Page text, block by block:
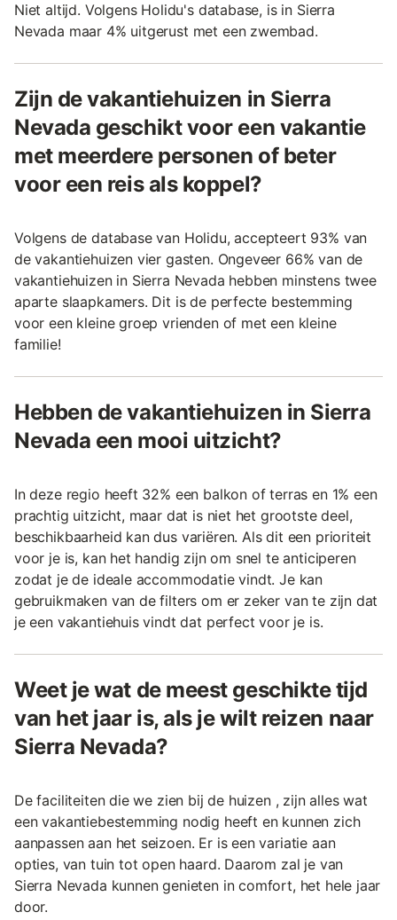
Niet altijd. Volgens Holidu's database, is in Sierra
Nevada maar 4% uitgerust met een zwembad.
Zijn de vakantiehuizen in Sierra
Nevada geschikt voor een vakantie
met meerdere personen of beter
voor een reis als koppel?
Volgens de database van Holidu, accepteert 93% van
de vakantiehuizen vier gasten. Ongeveer 66% van de
vakantiehuizen in Sierra Nevada hebben minstens twee
aparte slaapkamers. Dit is de perfecte bestemming
voor een kleine groep vrienden of met een kleine
familie!
Hebben de vakantiehuizen in Sierra
Nevada een mooi uitzicht?
In deze regio heeft 32% een balkon of terras en 1% een
prachtig uitzicht, maar dat is niet het grootste deel,
beschikbaarheid kan dus variëren. Als dit een prioriteit
voor je is, kan het handig zijn om snel te anticiperen
zodat je de ideale accommodatie vindt. Je kan
gebruikmaken van de filters om er zeker van te zijn dat
je een vakantiehuis vindt dat perfect voor je is.
Weet je wat de meest geschikte tijd
van het jaar is, als je wilt reizen naar
Sierra Nevada?
De faciliteiten die we zien bij de huizen , zijn alles wat
een vakantiebestemming nodig heeft en kunnen zich
aanpassen aan het seizoen. Er is een variatie aan
opties, van tuin tot open haard. Daarom zal je van
Sierra Nevada kunnen genieten in comfort, het hele jaar
door.